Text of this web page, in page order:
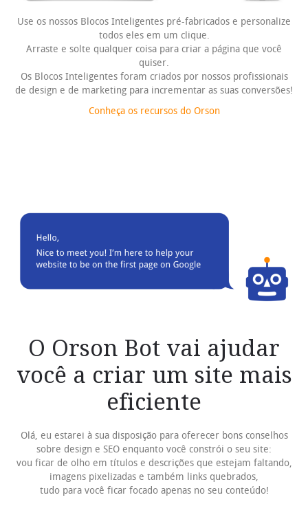
Use os nossos Blocos Inteligentes pré-fabricados e personalize
todos eles em um clique.
Arraste e solte qualquer coisa para criar a página que você
quiser.
Os Blocos Inteligentes foram criados por nossos profissionais
de design e de marketing para incrementar as suas conversões!
Conheça os recursos do Orson
O Orson Bot vai ajudar
você a criar um site mais
eficiente
Olá, eu estarei à sua disposição para oferecer bons conselhos
sobre design e SEO enquanto você constrói o seu site:
vou ficar de olho em títulos e descrições que estejam faltando,
imagens pixelizadas e também links quebrados,
tudo para você ficar focado apenas no seu conteúdo!